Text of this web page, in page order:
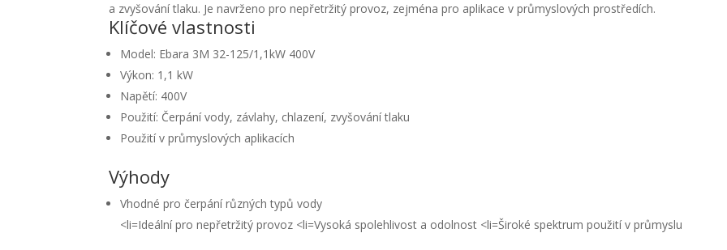
a zvyšování tlaku. Je navrženo pro nepřetržitý provoz, zejména pro aplikace v průmyslových prostředích.
Klíčové vlastnosti
Model: Ebara 3M 32-125/1,1kW 400V
Výkon: 1,1 kW
Napětí: 400V
Použití: Čerpání vody, závlahy, chlazení, zvyšování tlaku
Použití v průmyslových aplikacích
Výhody
Vhodné pro čerpání různých typů vody
<li=Ideální pro nepřetržitý provoz <li=Vysoká spolehlivost a odolnost <li=Široké spektrum použití v průmyslu